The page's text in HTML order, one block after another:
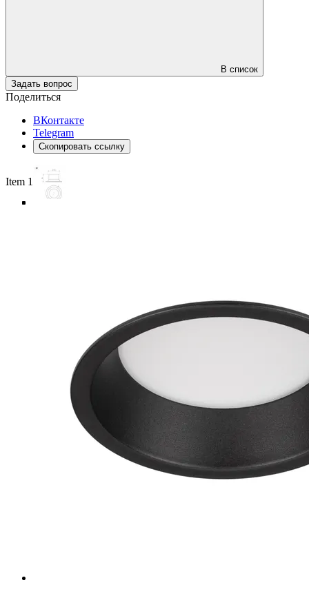
В список
Задать вопрос
Поделиться
ВКонтакте
Telegram
Скопировать ссылку
Item 1 of 6